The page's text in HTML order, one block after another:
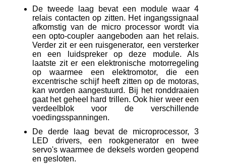
De tweede laag bevat een module waar 4
relais contacten op zitten. Het ingangssignaal
afkomstig van de micro processor wordt via
een opto-coupler aangeboden aan het relais.
Verder zit er een ruisgenerator, een versterker
en een luidspreker op deze module. Als
laatste zit er een elektronische motorregeling
op waarmee een elektromotor, die een
excentrische schijf heeft zitten op de motoras,
kan worden aangestuurd. Bij het ronddraaien
gaat het geheel hard trillen. Ook hier weer een
verdeelblok voor de verschillende
voedingsspanningen.
De derde laag bevat de microprocessor, 3
LED drivers, een rookgenerator en twee
servo's waarmee de deksels worden geopend
en gesloten.